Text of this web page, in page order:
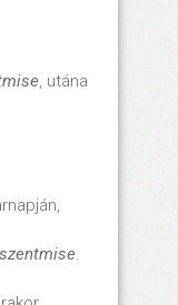
, utána
szentmise.